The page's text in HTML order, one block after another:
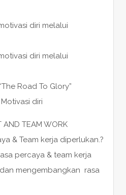
diri melalui
diri melalui
Road To Glory”
diri
AND TEAM WORK
& Team kerja diperlukan.?
percaya & team kerja
mengembangkan rasa